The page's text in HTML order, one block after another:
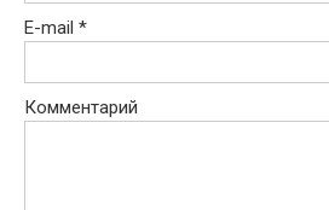
E-mail *
Комментарий